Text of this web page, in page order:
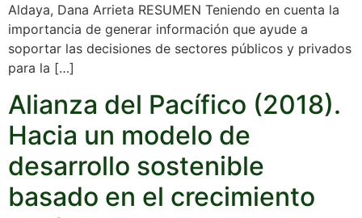
Aldaya, Dana Arrieta RESUMEN Teniendo en cuenta la
importancia de generar información que ayude a
soportar las decisiones de sectores públicos y privados
para la […]
Alianza del Pacífico (2018).
Hacia un modelo de
desarrollo sostenible
basado en el crecimiento